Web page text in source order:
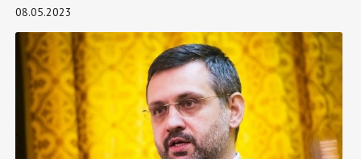
08.05.2023